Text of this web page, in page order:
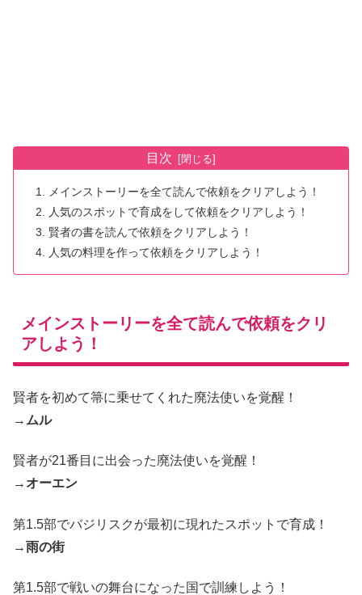
目次
メインストーリーを全て読んで依頼をクリアしよう！
人気のスポットで育成をして依頼をクリアしよう！
賢者の書を読んで依頼をクリアしよう！
人気の料理を作って依頼をクリアしよう！
メインストーリーを全て読んで依頼をクリ
アしよう！
賢者を初めて箒に乗せてくれた廃法使いを覚醒！
→ ムル
賢者が21番目に出会った廃法使いを覚醒！
→ オーエン
第1.5部でバジリスクが最初に現れたスポットで育成！
→雨の街
第1.5部で戦いの舞台になった国で訓練しよう！